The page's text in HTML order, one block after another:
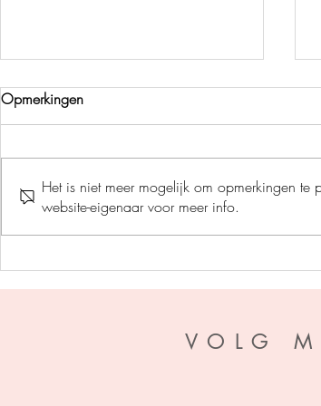
Pil des doods - Gerard
Opmerkingen
Het is niet meer mogelijk om opmerkingen
website-eigenaar voor meer info.
VOLG